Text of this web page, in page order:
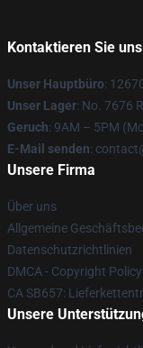
Kontaktieren Sie uns
Unser Hauptbüro:
Unser Lager: No. 7676
Geruch: 9AM – 5PM
E-Mail senden:
Unsere Firma
Über uns
Allgemeine
Datenschutzrichtlinien
DMCA - Copyright Policy
CA SB657:
Unsere